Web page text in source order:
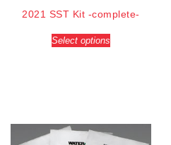
2021 SST Kit -complete-
Select options